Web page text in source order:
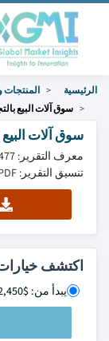
الرئيسية المنتجات
سوق آلات البيع
سوق آلات البيع
معرف التقرير: GMI12477
تنسيق التقرير: PDF/إكسل/لوحة التحكم/منصة
اكتشف
يبدأ من: $2,450